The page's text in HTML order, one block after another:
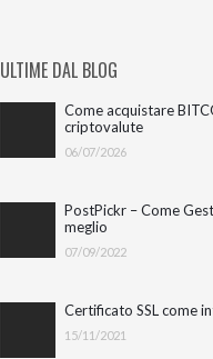
ULTIME DAL BLOG
Come acquistare
criptovalute
06/07/2026
PostPickr – Come
meglio
07/09/2022
Certificato SSL come
15/11/2021